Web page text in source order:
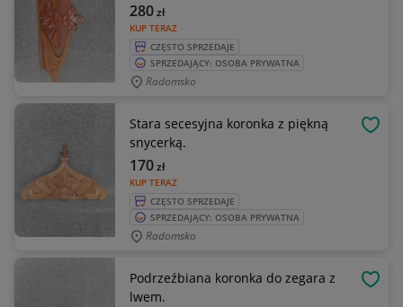
KUP TERAZ
280zł
CZĘSTO SPRZEDAJE
SPRZEDAJĄCY: OSOBA PRYWATNA
Radomsko
Stara secesyjna koronka z piękną
snycerką.
KUP TERAZ
170zł
CZĘSTO SPRZEDAJE
SPRZEDAJĄCY: OSOBA PRYWATNA
Radomsko
Podrzeźbiana koronka do zegara z
lwem.